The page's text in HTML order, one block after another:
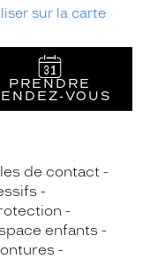
sur la carte
PRENDRE
de contact
enfants